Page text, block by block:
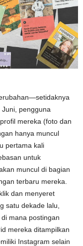
pengguna
mereka (foto dan
hanya muncul
pertama kali
untuk
muncul di bagian
terbaru mereka.
dan menyeret
satu dekade lalu,
mana postingan
mereka ditampilkan
Instagram selain